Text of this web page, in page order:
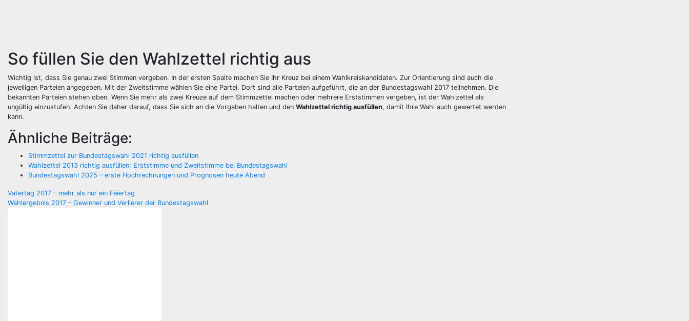
So füllen Sie den Wahlzettel richtig aus
Wichtig ist, dass Sie genau zwei Stimmen vergeben. In der ersten Spalte machen Sie Ihr Kreuz bei einem Wahlkreiskandidaten. Zur Orientierung sind auch die
jeweiligen Parteien angegeben. Mit der Zweitstimme wählen Sie eine Partei. Dort sind alle Parteien aufgeführt, die an der Bundestagswahl 2017 teilnehmen. Die
bekannten Parteien stehen oben. Wenn Sie mehr als zwei Kreuze auf dem Stimmzettel machen oder mehrere Erststimmen vergeben, ist der Wahlzettel als
ungültig einzustufen. Achten Sie daher darauf, dass Sie sich an die Vorgaben halten und den Wahlzettel richtig ausfüllen, damit Ihre Wahl auch gewertet werden
kann.
Ähnliche Beiträge:
Stimmzettel zur Bundestagswahl 2021 richtig ausfüllen
Wahlzettel 2013 richtig ausfüllen: Erststimme und Zweitstimme bei Bundestagswahl
Bundestagswahl 2025 – erste Hochrechnungen und Prognosen heute Abend
Beitragsnavigation
Vatertag 2017 – mehr als nur ein Feiertag
Wahlergebnis 2017 – Gewinner und Verlierer der Bundestagswahl